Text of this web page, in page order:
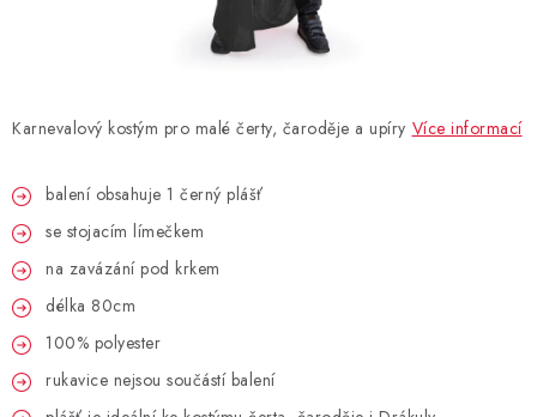
DORTOVÉ SVÍČKY A OZDOBY
DÁRKOVÉ TAŠKY A SÁČKY
HELIUM NA BALÓNKY
LAMPIONY
Karnevalový kostým pro malé čerty, čaroděje a upíry Více informací
balení obsahuje 1 černý plášť
se stojacím límečkem
na zavázání pod krkem
délka 80cm
100% polyester
rukavice nejsou součástí balení